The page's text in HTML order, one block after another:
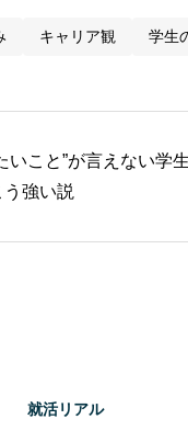
キャリア観 学生
いこと”が言えない学
う強い説
就活リアル